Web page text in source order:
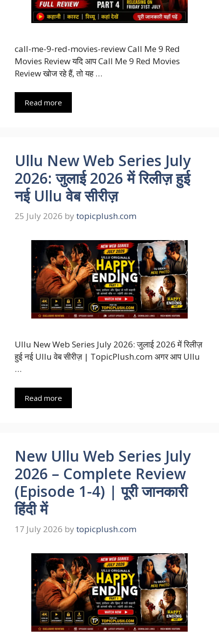
call-me-9-red-movies-review Call Me 9 Red
Movies Review यदि आप Call Me 9 Red Movies
Review खोज रहे हैं, तो यह …
Read more
Ullu New Web Series July
2026: जुलाई 2026 में रिलीज़ हुई
नई Ullu वेब सीरीज़
25 July 2026 by topicplush.com
Ullu New Web Series July 2026: जुलाई 2026 में रिलीज़
हुई नई Ullu वेब सीरीज़ | TopicPlush.com अगर आप Ullu
…
Read more
New Ullu Web Series July
2026 – Complete Review
(Episode 1-4) | पूरी जानकारी
हिंदी में
17 July 2026 by topicplush.com